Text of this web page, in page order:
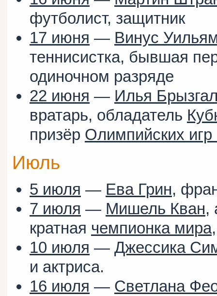
футболист, защитник
17 июня — Винус
теннисистка, бывшая
одиночном разряде
22 июня — Илья
вратарь, обладатель
призёр Олимпийских игр
Июль
5 июля — Ева Грин,
7 июля — Мишель Кван,
кратная чемпионка мира
10 июля — Джессика
и актриса.
16 июля — Светлана